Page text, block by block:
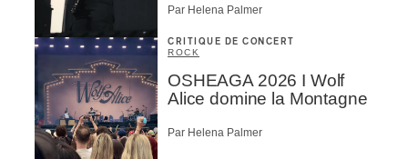
Par Helena Palmer
CRITIQUE DE CONCERT
ROCK
OSHEAGA 2026 I Wolf
Alice domine la Montagne
Par Helena Palmer